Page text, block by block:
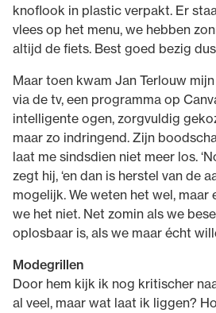
knoflook in plastic verpakt. Er
vlees op het menu, we hebben
altijd de fiets. Best goed bezig
Maar toen kwam Jan Terlouw
via de tv, een programma op
intelligente ogen, zorgvuldig
maar zo indringend. Zijn
laat me sindsdien niet meer los.
zegt hij, ‘en dan is herstel van de
mogelijk. We weten het wel, maar
we het niet. Net zomin als we
oplosbaar is, als we maar écht
Modegrillen
Door hem kijk ik nog kritischer
al veel, maar wat laat ik liggen?